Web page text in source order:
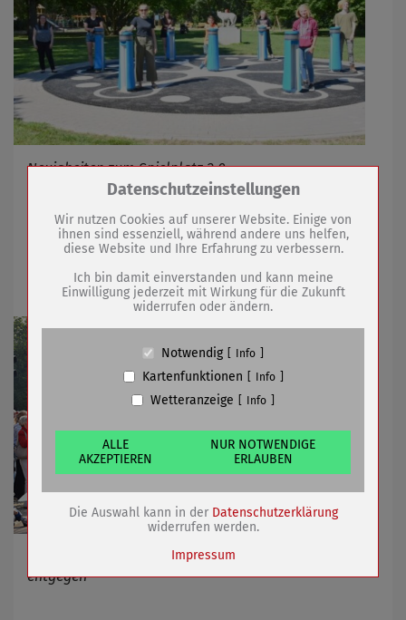
Neuigkeiten zum Spielplatz 2.0
24.08.2022 mehr
Mit Abstimmung auf der Zielgeraden
Voting bei Thüringer Ortsmeisterschaften geht Ende
entgegen
Zum Betrieb der Seite notwendige Cookies /
Name
PHP Session Cookie
Anbieter
Eigentümer dieser Website (Wenko-
Wenselaar GmbH & Co. KG)
Absicherung Kontaktformular / SPAM
Cookiespeicherung Entscheidungscookie
Anbieter
Eigentümer dieser Website (Wenko-
Wenselaar GmbH & Co. KG)
Zweck
Speichert die Einstellungen der Besucher
bezüglich der Speicherung von Cookies.
Cookie Name
dywc
Cookie Laufzeit
1 Jahr
Datenschutzeinstellungen
Wir nutzen Cookies auf unserer Website. Einige von
ihnen sind essenziell, während andere uns helfen,
diese Website und Ihre Erfahrung zu verbessern.
Ich bin damit einverstanden und kann meine
Einwilligung jederzeit mit Wirkung für die Zukunft
widerrufen oder ändern.
Notwendig Info
Kartenfunktionen Info
Wetteranzeige Info
ALLE
AKZEPTIEREN
NUR NOTWENDIGE
ERLAUBEN
Die Auswahl kann in der Datenschutzerklärung
widerrufen werden.
Impressum